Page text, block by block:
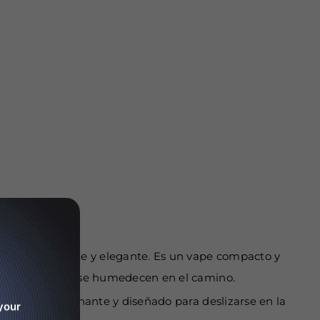
elegante y elegante. Es un vape compacto y
que se humedecen en el camino.
es impresionante y diseñado para deslizarse en la